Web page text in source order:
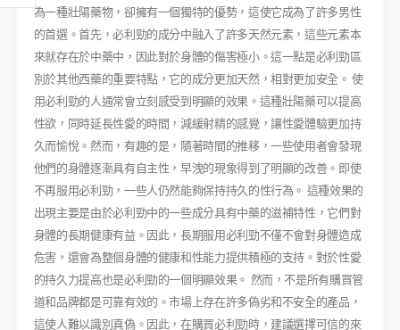
為一種壯陽藥物，卻擁有一個獨特的優勢，這使它成為了許多男性
的首選。首先，必利勁的成分中融入了許多天然元素，這些元素本
來就存在於中藥中，因此對於身體的傷害極小。這一點是必利勁區
別於其他西藥的重要特點，它的成分更加天然，相對更加安全。 使
用必利勁的人通常會立刻感受到明顯的效果。這種壯陽藥可以提高
性欲，同時延長性愛的時間，減緩射精的感覺，讓性愛體驗更加持
久而愉悅。然而，有趣的是，隨著時間的推移，一些使用者會發現
他們的身體逐漸具有自主性，早洩的現象得到了明顯的改善。即使
不再服用必利勁，一些人仍然能夠保持持久的性行為。 這種效果的
出現主要是由於必利勁中的一些成分具有中藥的滋補特性，它們對
身體的長期健康有益。因此，長期服用必利勁不僅不會對身體造成
危害，還會為整個身體的健康和性能力提供積極的支持。對於性愛
的持久力提高也是必利勁的一個明顯效果。 然而，不是所有購買管
道和品牌都是可靠有效的。市場上存在許多偽劣和不安全的產品，
這使人難以識別真偽。因此，在購買必利勁時，建議選擇可信的來